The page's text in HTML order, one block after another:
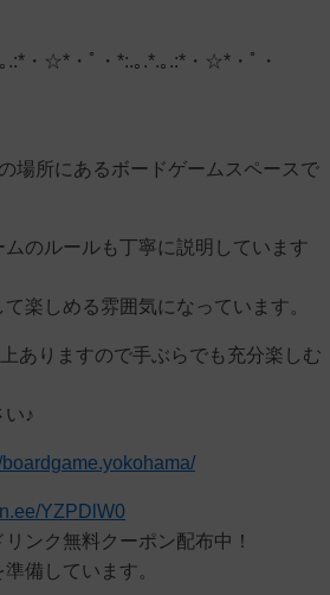
.:*・☆*・ﾟ・*:.｡.*.｡.:*・☆*・ﾟ・
場所にあるボードゲームスペースで
のルールも丁寧に説明しています
楽しめる雰囲気になっています。
ありますので手ぶらでも充分楽しむ
♪
boardgame.yokohama/
YZPDlW0
ンク無料クーポン配布中！
備しています。